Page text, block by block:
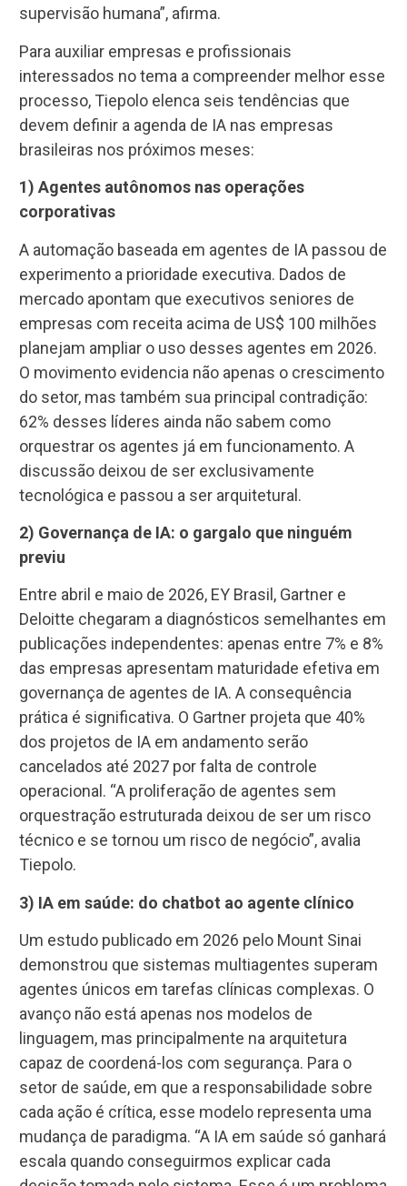
supervisão humana”, afirma.
Para auxiliar empresas e profissionais
interessados no tema a compreender melhor esse
processo, Tiepolo elenca seis tendências que
devem definir a agenda de IA nas empresas
brasileiras nos próximos meses:
1) Agentes autônomos nas operações
corporativas
A automação baseada em agentes de IA passou de
experimento a prioridade executiva. Dados de
mercado apontam que executivos seniores de
empresas com receita acima de US$ 100 milhões
planejam ampliar o uso desses agentes em 2026.
O movimento evidencia não apenas o crescimento
do setor, mas também sua principal contradição:
62% desses líderes ainda não sabem como
orquestrar os agentes já em funcionamento. A
discussão deixou de ser exclusivamente
tecnológica e passou a ser arquitetural.
2) Governança de IA: o gargalo que ninguém
previu
Entre abril e maio de 2026, EY Brasil, Gartner e
Deloitte chegaram a diagnósticos semelhantes em
publicações independentes: apenas entre 7% e 8%
das empresas apresentam maturidade efetiva em
governança de agentes de IA. A consequência
prática é significativa. O Gartner projeta que 40%
dos projetos de IA em andamento serão
cancelados até 2027 por falta de controle
operacional. “A proliferação de agentes sem
orquestração estruturada deixou de ser um risco
técnico e se tornou um risco de negócio”, avalia
Tiepolo.
3) IA em saúde: do chatbot ao agente clínico
Um estudo publicado em 2026 pelo Mount Sinai
demonstrou que sistemas multiagentes superam
agentes únicos em tarefas clínicas complexas. O
avanço não está apenas nos modelos de
linguagem, mas principalmente na arquitetura
capaz de coordená-los com segurança. Para o
setor de saúde, em que a responsabilidade sobre
cada ação é crítica, esse modelo representa uma
mudança de paradigma. “A IA em saúde só ganhará
escala quando conseguirmos explicar cada